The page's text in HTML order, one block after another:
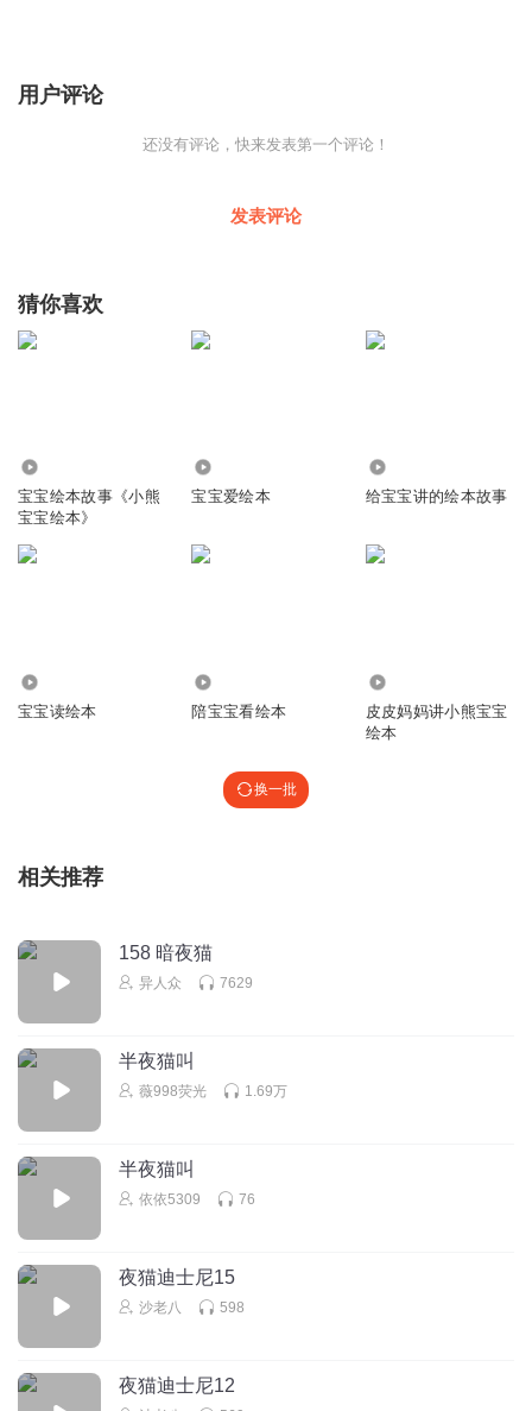
用户评论
还没有评论，快来发表第一个评论！
发表评论
猜你喜欢
宝宝绘本故事《小熊
宝宝绘本》
宝宝爱绘本 给宝宝讲的绘本故事
宝宝读绘本 陪宝宝看绘本
皮皮妈妈讲小熊宝宝
绘本
换一批
相关推荐
158 暗夜猫
异人众 7629
半夜猫叫
薇998荧光 1.69万
半夜猫叫
依依5309 76
夜猫迪士尼15
沙老八 598
夜猫迪士尼12